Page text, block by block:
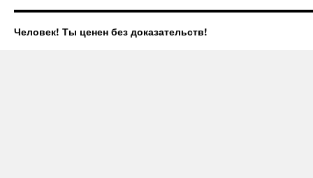
Человек! Ты ценен без доказательств!